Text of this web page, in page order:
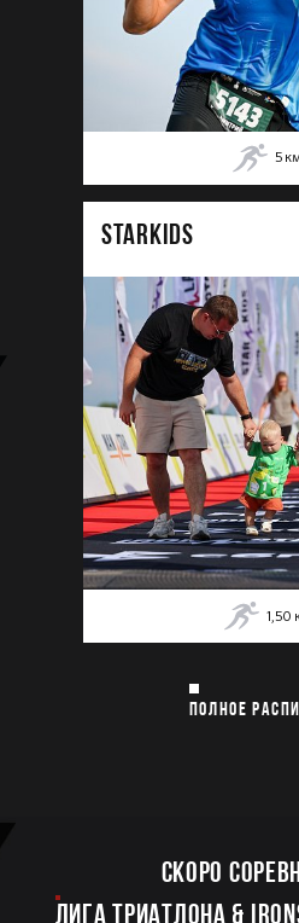
5
STARKIDS
1,50
ПОЛНОЕ
Скоро
ЛИГА ТРИАТЛОНА &